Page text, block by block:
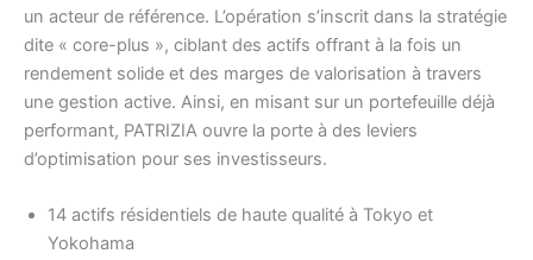
un acteur de référence. L’opération s’inscrit dans la stratégie
dite « core-plus », ciblant des actifs offrant à la fois un
rendement solide et des marges de valorisation à travers
une gestion active. Ainsi, en misant sur un portefeuille déjà
performant, PATRIZIA ouvre la porte à des leviers
d’optimisation pour ses investisseurs.
14 actifs résidentiels de haute qualité à Tokyo et
Yokohama